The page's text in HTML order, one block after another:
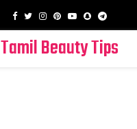
Facebook
TwitterInstagram
PinterestYoutube
SnapchatTelegram
Tamil Beauty Tips